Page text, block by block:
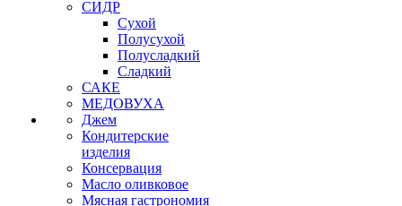
СИДР
Сухой
Полусухой
Полусладкий
Сладкий
САКЕ
МЕДОВУХА
Джем
Кондитерские
изделия
Консервация
Масло оливковое
Мясная гастрономия